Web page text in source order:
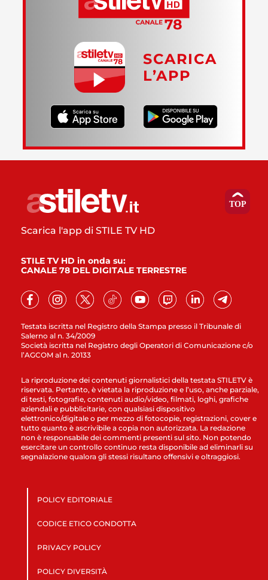
SCARICA
L’APP
Testata iscritta nel Registro della Stampa presso il Tribunale di
Salerno al n. 34/2009
Società iscritta nel Registro degli Operatori di Comunicazione c/o
l’AGCOM al n. 20133
Scarica l'app di STILE TV HD
STILE TV HD in onda su:
CANALE 78 DEL DIGITALE TERRESTRE
La riproduzione dei contenuti giornalistici della testata STILETV è
riservata. Pertanto, è vietata la riproduzione e l’uso, anche parziale,
di testi, fotografie, contenuti audio/video, filmati, loghi, grafiche
aziendali e pubblicitarie, con qualsiasi dispositivo
elettronico/digitale o per mezzo di fotocopie, registrazioni, cover e
tutto quanto è ascrivibile a copia non autorizzata. La redazione
non è responsabile dei commenti presenti sul sito. Non potendo
esercitare un controllo continuo resta disponibile ad eliminarli su
segnalazione qualora gli stessi risultano offensivi e oltraggiosi.
POLICY EDITORIALE
CODICE ETICO CONDOTTA
PRIVACY POLICY
POLICY DIVERSITÀ